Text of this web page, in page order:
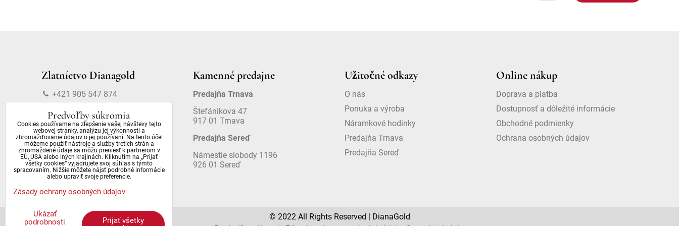
Zlatníctvo Dianagold
+421 905 547 874
info@dianagold.sk
Kamenné predajne
Predajňa Trnava
Štefánikova 47
917 01 Trnava
Predajňa Sereď
Námestie slobody 1196
926 01 Sereď
Užitočné odkazy
O nás
Ponuka a výroba
Náramkové hodinky
Predajňa Trnava
Predajňa Sereď
Online nákup
Doprava a platba
Dostupnosť a dôležité informácie
Obchodné podmienky
Ochrana osobných údajov
© 2022 All Rights Reserved | DianaGold
Predvoľby súkromia
Cookies používame na zlepšenie vašej návštevy tejto
webovej stránky, analýzu jej výkonnosti a
zhromažďovanie údajov o jej používaní. Na tento účel
môžeme použiť nástroje a služby tretích strán a
zhromaždené údaje sa môžu preniesť k partnerom v
EÚ, USA alebo iných krajinách. Kliknutím na „Prijať
všetky cookies“ vyjadrujete svoj súhlas s týmto
spracovaním. Nižšie môžete nájsť podrobné informácie
alebo upraviť svoje preferencie.
Zásady ochrany osobných údajov
Ukázať
podrobnosti
Prijať všetky